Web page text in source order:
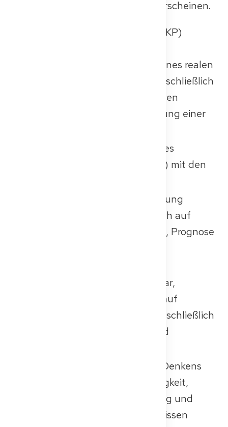
Gruppensettings jedoch länger erscheinen.
Die meisten Kenntnisprüfungen (KP)
Eine klinische Untersuchung eines realen
oder simulierten Patienten, einschließlich
der Erhebung einer vollständigen
Anamnese und der Durchführung einer
Präsentation und Diskussion des
Patientenfalls (Fallvorstellung) mit den
Eine mündlich-praktische Prüfung
(fallbasiertes Interview), die sich auf
Diagnose, Differentialdiagnose, Prognose
Bewertung deiner Fähigkeit, klar,
empathisch und professionell auf
Deutsch zu kommunizieren, einschließlich
medizinischer Terminologie und
Beurteilung deines klinischen Denkens
und deiner Entscheidungsfähigkeit,
einschließlich Notfallversorgung und
allgemeinem medizinischem Wissen